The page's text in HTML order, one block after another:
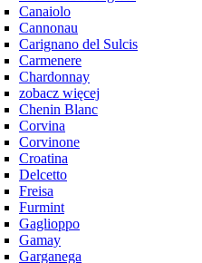
Canaiolo
Cannonau
Carignano del Sulcis
Carmenere
Chardonnay
zobacz więcej
Chenin Blanc
Corvina
Corvinone
Croatina
Delcetto
Freisa
Furmint
Gaglioppo
Gamay
Garganega